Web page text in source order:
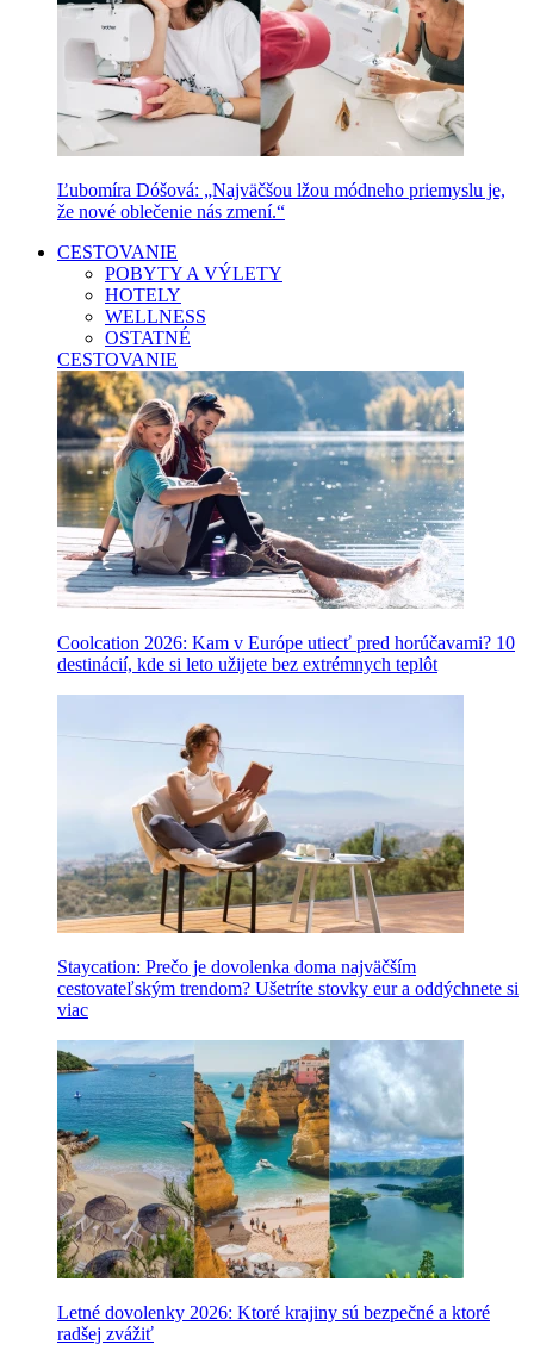
Ľubomíra Dóšová: „Najväčšou lžou módneho priemyslu je,
že nové oblečenie nás zmení.“
CESTOVANIE
POBYTY A VÝLETY
HOTELY
WELLNESS
OSTATNÉ
CESTOVANIE
Coolcation 2026: Kam v Európe utiecť pred horúčavami? 10
destinácií, kde si leto užijete bez extrémnych teplôt
Staycation: Prečo je dovolenka doma najväčším
cestovateľským trendom? Ušetríte stovky eur a oddýchnete si
viac
Letné dovolenky 2026: Ktoré krajiny sú bezpečné a ktoré
radšej zvážiť